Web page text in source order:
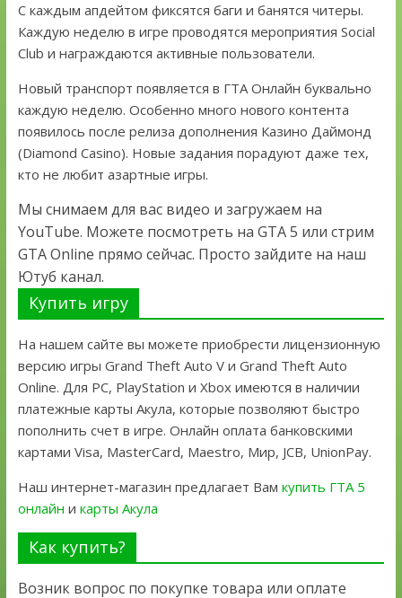
С каждым апдейтом фиксятся баги и банятся читеры.
Каждую неделю в игре проводятся мероприятия Social
Club и награждаются активные пользователи.
Новый транспорт появляется в ГТА Онлайн буквально
каждую неделю. Особенно много нового контента
появилось после релиза дополнения Казино Даймонд
(Diamond Casino). Новые задания порадуют даже тех,
кто не любит азартные игры.
Мы снимаем для вас видео и загружаем на
YouTube. Можете посмотреть на GTA 5 или стрим
GTA Online прямо сейчас. Просто зайдите на наш
Ютуб канал.
Купить игру
На нашем сайте вы можете приобрести лицензионную
версию игры Grand Theft Auto V и Grand Theft Auto
Online. Для PC, PlayStation и Xbox имеются в наличии
платежные карты Акула, которые позволяют быстро
пополнить счет в игре. Онлайн оплата банковскими
картами Visa, MasterCard, Maestro, Мир, JCB, UnionPay.
Наш интернет-магазин предлагает Вам купить ГТА 5
онлайн и карты Акула
Как купить?
Возник вопрос по покупке товара или оплате